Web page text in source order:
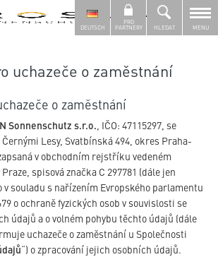
DEUTSCH
PRO
PARTNERY MENU
HLEDAT
uchazeče o zaměstnání
o zaměstnání
Sonnenschutz s.r.o., IČO: 47115297, se
Lesy, Svatbínská 494, okres Praha-
v obchodním rejstříku vedeném
spisová značka C 297781 (dále jen
v souladu s nařízením Evropského parlamentu
o ochraně fyzických osob v souvislosti se
údajů a o volném pohybu těchto údajů (dále
uchazeče o zaměstnání u Společnosti
“) o zpracování jejich osobních údajů.